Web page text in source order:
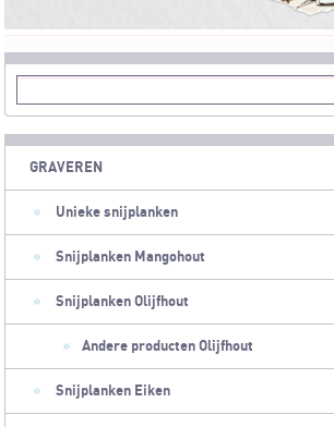
GRAVEREN
Unieke snijplanken
Snijplanken Mangohout
Snijplanken Olijfhout
Andere producten Olijfhout
Snijplanken Eiken